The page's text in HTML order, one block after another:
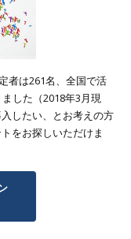
者は261名、全国で活
した（2018年3月現
したい、とお考えの方
をお探しいただけま